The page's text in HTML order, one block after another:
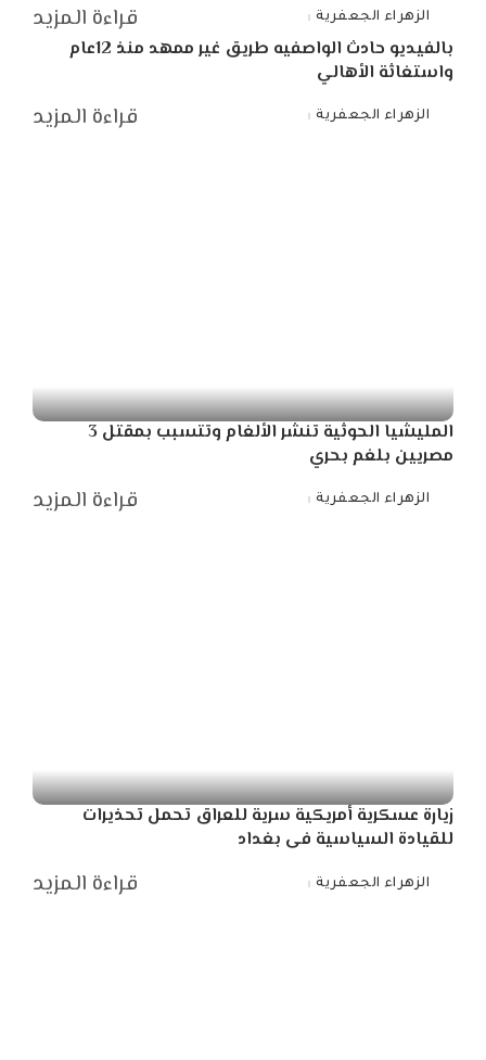
Posted
by
الزهراء الجعفرية قراءة المزيد
بالفيديو حادث الواصفيه طريق غير ممهد منذ 12عام
واستغاثة الأهالي
Postedالزهراء الجعفرية قراءة المزيد
المليشيا الحوثية تنشر الألغام وتتسبب بمقتل 3
مصريين بلغم بحري
Postedالزهراء الجعفرية قراءة المزيد
زيارة عسكرية أمريكية سرية للعراق تحمل تحذيرات
للقيادة السياسية فى بغداد
Postedالزهراء الجعفرية قراءة المزيد